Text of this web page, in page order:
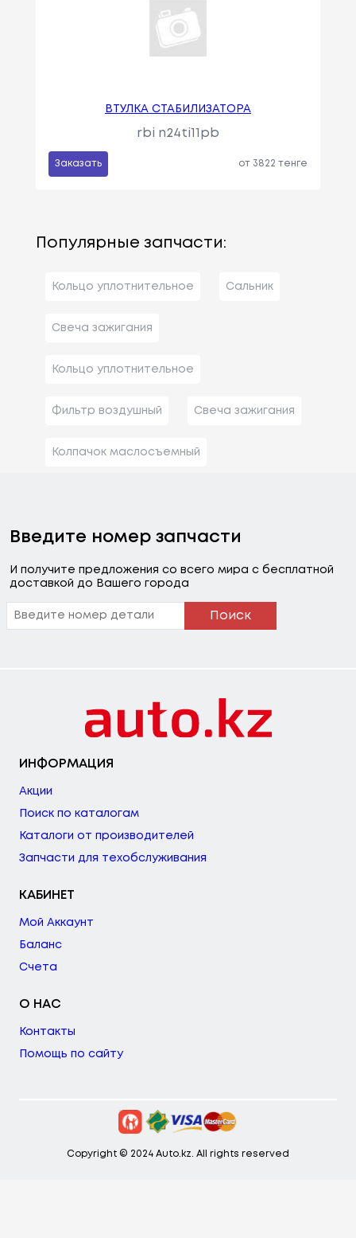
ВТУЛКА СТАБИЛИЗАТОРА
rbi n24ti11pb
Заказать от 3822 тенге
Популярные запчасти:
Кольцо уплотнительное Сальник
Свеча зажигания
Кольцо уплотнительное
Фильтр воздушный Свеча зажигания
Колпачок маслосъемный
Введите номер запчасти
И получите предложения со всего мира с бесплатной
доставкой до Вашего города
Поиск
ИНФОРМАЦИЯ
Акции
Поиск по каталогам
Каталоги от производителей
Запчасти для техобслуживания
КАБИНЕТ
Мой Аккаунт
Баланс
Счета
О НАС
Контакты
Помощь по сайту
Copyright © 2024 Auto.kz. All rights reserved